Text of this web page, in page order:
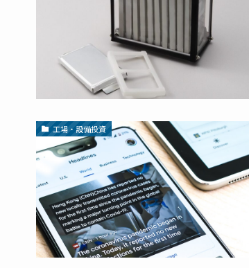
工場・設備投資